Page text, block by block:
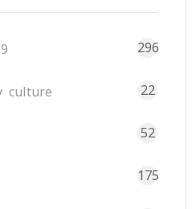
296
culture 22
52
175